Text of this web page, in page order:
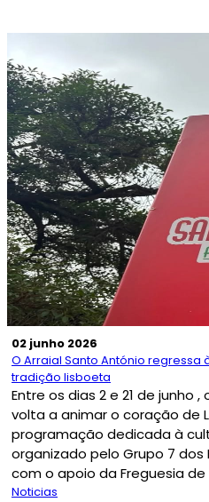
02 junho 2026
O Arraial Santo António regressa
tradição lisboeta
Entre os dias 2 e 21 de junho
volta a animar o coração de
programação dedicada à
organizado pelo Grupo 7 dos
com o apoio da Freguesia de
Noticias